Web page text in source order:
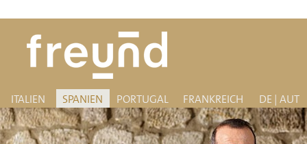
ITALIEN SPANIEN PORTUGAL FRANKREICH DE | AUT